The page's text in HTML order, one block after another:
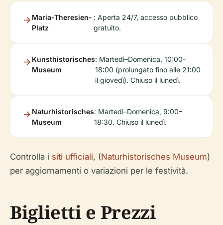
Maria-Theresien-
Platz
: Aperta 24/7, accesso pubblico
gratuito.
Kunsthistorisches
Museum
: Martedì–Domenica, 10:00–
18:00 (prolungato fino alle 21:00
il giovedì). Chiuso il lunedì.
Naturhistorisches
Museum
: Martedì–Domenica, 9:00–
18:30. Chiuso il lunedì.
Controlla i siti ufficiali, (Naturhistorisches Museum)
per aggiornamenti o variazioni per le festività.
Biglietti e Prezzi